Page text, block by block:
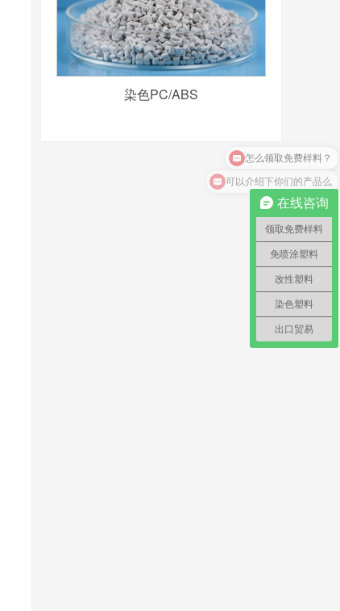
染色PC/ABS
在线咨询
领取免费样料
免喷涂塑料
改性塑料
染色塑料
出口贸易